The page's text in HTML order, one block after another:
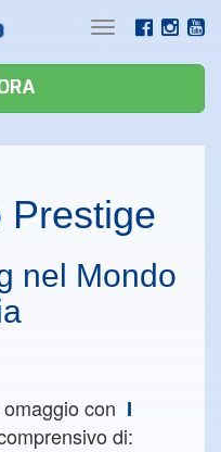
Toggle
Prestige
nel Mondo
omaggio con I
di: